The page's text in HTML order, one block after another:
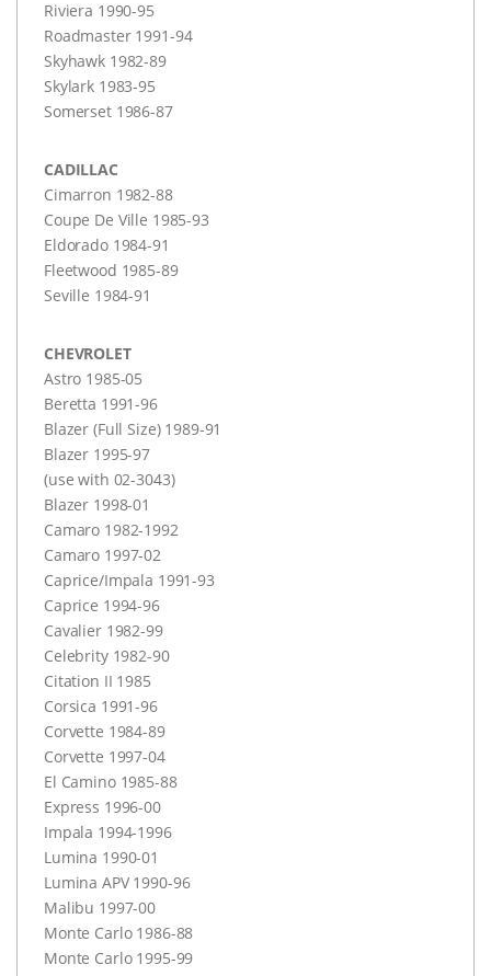
Riviera 1990-95
Roadmaster 1991-94
Skyhawk 1982-89
Skylark 1983-95
Somerset 1986-87
CADILLAC
Cimarron 1982-88
Coupe De Ville 1985-93
Eldorado 1984-91
Fleetwood 1985-89
Seville 1984-91
CHEVROLET
Astro 1985-05
Beretta 1991-96
Blazer (Full Size) 1989-91
Blazer 1995-97
(use with 02-3043)
Blazer 1998-01
Camaro 1982-1992
Camaro 1997-02
Caprice/Impala 1991-93
Caprice 1994-96
Cavalier 1982-99
Celebrity 1982-90
Citation II 1985
Corsica 1991-96
Corvette 1984-89
Corvette 1997-04
El Camino 1985-88
Express 1996-00
Impala 1994-1996
Lumina 1990-01
Lumina APV1990-96
Malibu 1997-00
Monte Carlo 1986-88
Monte Carlo 1995-99